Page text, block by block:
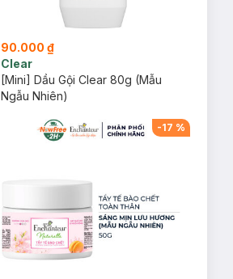
90.000 ₫
Clear
[Mini] Dầu Gội Clear 80g (Mẫu
Ngẫu Nhiên)
-17 %